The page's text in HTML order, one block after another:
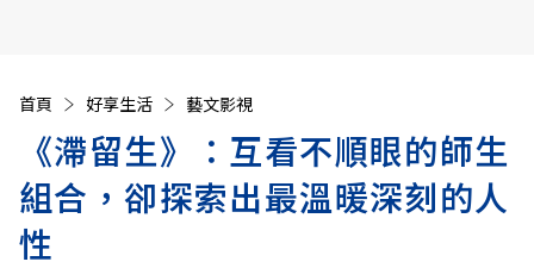
首頁 好享生活 藝文影視
《滯留生》：互看不順眼的師生
組合，卻探索出最溫暖深刻的人
性